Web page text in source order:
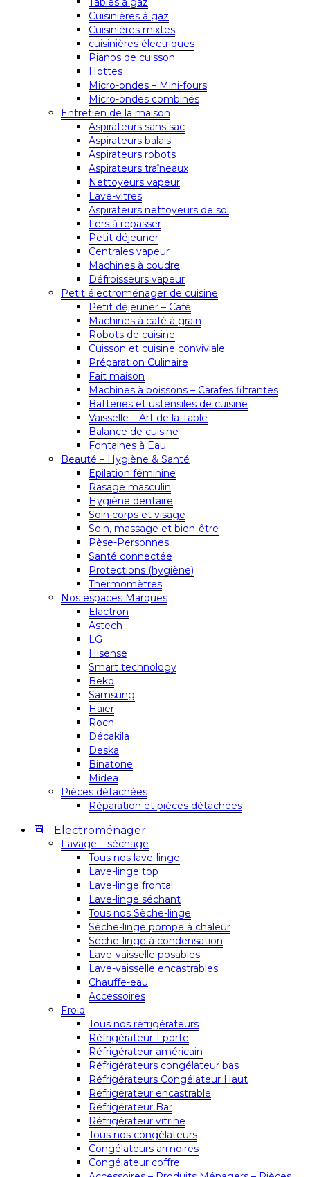
Cuisinières à gaz
Cuisinières mixtes
cuisinières électriques
Pianos de cuisson
Hottes
Micro-ondes – Mini-fours
Micro-ondes combinés
Entretien de la maison
Aspirateurs sans sac
Aspirateurs balais
Aspirateurs robots
Aspirateurs traîneaux
Nettoyeurs vapeur
Lave-vitres
Aspirateurs nettoyeurs de sol
Fers à repasser
Petit déjeuner
Centrales vapeur
Machines à coudre
Défroisseurs vapeur
Petit électroménager de cuisine
Petit déjeuner – Café
Machines à café à grain
Robots de cuisine
Cuisson et cuisine conviviale
Préparation Culinaire
Fait maison
Machines à boissons – Carafes filtrantes
Batteries et ustensiles de cuisine
Vaisselle – Art de la Table
Balance de cuisine
Fontaines à Eau
Beauté – Hygiène & Santé
Epilation féminine
Rasage masculin
Hygiène dentaire
Soin corps et visage
Soin, massage et bien-être
Pèse-Personnes
Santé connectée
Protections (hygiène)
Thermomètres
Nos espaces Marques
Elactron
Astech
LG
Hisense
Smart technology
Beko
Samsung
Haier
Roch
Décakila
Deska
Binatone
Midea
Pièces détachées
Réparation et pièces détachées
Electroménager
Lavage – séchage
Tous nos lave-linge
Lave-linge top
Lave-linge frontal
Lave-linge séchant
Tous nos Sèche-linge
Sèche-linge pompe à chaleur
Sèche-linge à condensation
Lave-vaisselle posables
Lave-vaisselle encastrables
Chauffe-eau
Accessoires
Froid
Tous nos réfrigérateurs
Réfrigérateur 1 porte
Réfrigérateur américain
Réfrigérateurs congélateur bas
Réfrigérateurs Congélateur Haut
Réfrigérateur encastrable
Réfrigérateur Bar
Réfrigérateur vitrine
Tous nos congélateurs
Congélateurs armoires
Congélateur coffre